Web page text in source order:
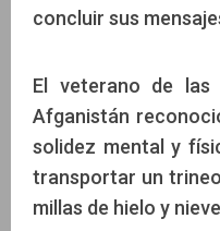
concluir sus
El veterano de
Afganistán
solidez mental y
transportar un
millas de hielo y